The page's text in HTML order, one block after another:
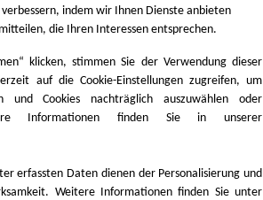
indem wir Ihnen Dienste anbieten
die Ihren Interessen entsprechen.
klicken, stimmen Sie der Verwendung dieser
auf die Cookie-Einstellungen zugreifen, um
Cookies nachträglich auszuwählen oder
Informationen finden Sie in unserer
erfassten Daten dienen der Personalisierung und
Weitere Informationen finden Sie unter